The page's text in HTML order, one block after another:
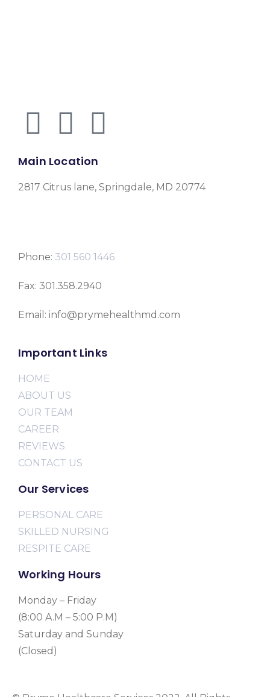
Main Location
2817 Citrus lane, Springdale, MD 20774
Phone: 301 560 1446
Fax: 301.358.2940
Email: info@prymehealthmd.com
Important Links
HOME
ABOUT US
OUR TEAM
CAREER
REVIEWS
CONTACT US
Our Services
PERSONAL CARE
SKILLED NURSING
RESPITE CARE
Working Hours
Monday – Friday
(8:00 A.M – 5:00 P.M)
Saturday and Sunday
(Closed)